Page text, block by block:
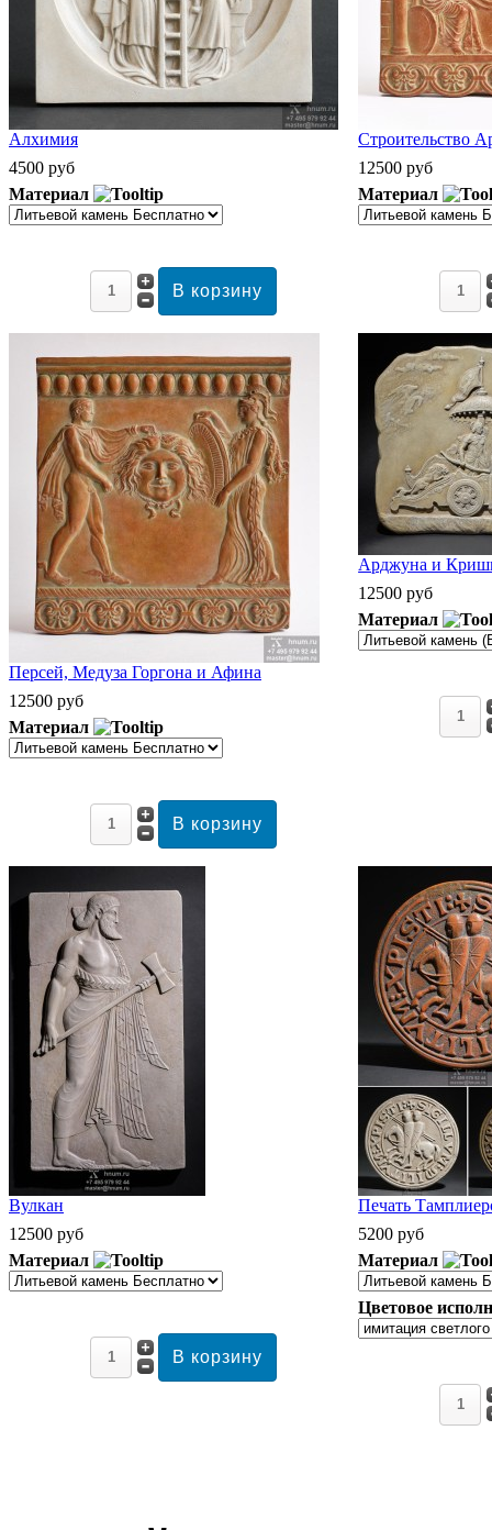
Алхимия
4500 руб
Материал
Строительство
12500 руб
Материал
Персей, Медуза Горгона и Афина
12500 руб
Материал
Арджуна и
12500 руб
Материал
Вулкан
12500 руб
Материал
Печать
5200 руб
Материал
Цветовое